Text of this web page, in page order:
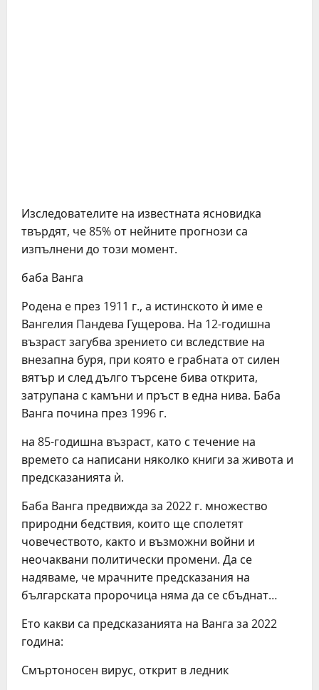
Изследователите на известната ясновидка
твърдят, че 85% от нейните прогнози са
изпълнени до този момент.
баба Ванга
Родена е през 1911 г., а истинското ѝ име е
Вангелия Пандева Гущерова. На 12-годишна
възраст загубва зрението си вследствие на
внезапна буря, при която е грабната от силен
вятър и след дълго търсене бива открита,
затрупана с камъни и пръст в една нива. Баба
Ванга почина през 1996 г.
на 85-годишна възраст, като с течение на
времето са написани няколко книги за живота и
предсказанията ѝ.
Баба Ванга предвижда за 2022 г. множество
природни бедствия, които ще сполетят
човечеството, както и възможни войни и
неочаквани политически промени. Да се
надяваме, че мрачните предсказания на
българската пророчица няма да се сбъднат…
Ето какви са предсказанията на Ванга за 2022
година:
Смъртоносен вирус, открит в ледник